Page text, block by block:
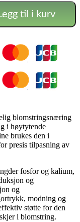
til i kurv
blomstringsnæring
i høytytende
brukes den i
presis tilpasning av
fosfor og kalium,
og
og
modning og
støtte for den
i blomstring.